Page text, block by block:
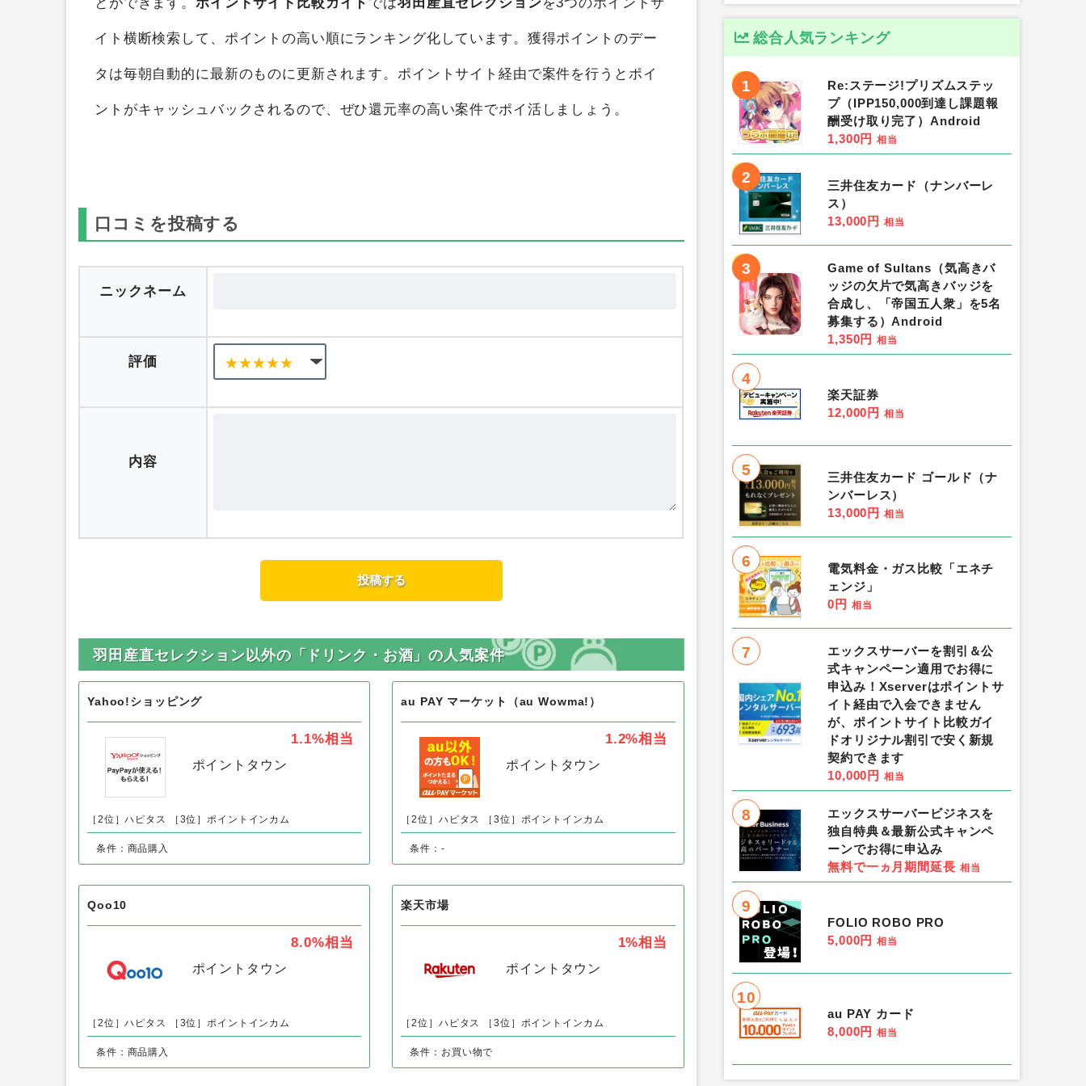
羽田産直セレクション を ポイントサイト比較 すると、 最大5.6%のポイントを獲得するこ
とができます。 ポイントサイト比較ガイド では 羽田産直セレクション を3つのポイントサ
イト横断検索して、ポイントの高い順にランキング化しています。獲得ポイントのデー
口コミを投稿する
ニックネーム
内容
羽田産直セレクション以外の「ドリンク・お酒」の人気案件
Yahoo!ショッピング
［2位］ハピタス
条件：商品購入
au PAY マーケット（au Wowma!）
［2位］ハピタス
条件：-
総合人気ランキング
1
Re:ステージ!プリズムステッ
プ（IPP150,000到達し課題報
酬受け取り完了）Android
1,300円 相当
2
三井住友カード（ナンバーレ
ス）
13,000円 相当
3
Game of Sultans（気高きバ
ッジの欠片で気高きバッジを
合成し、「帝国五人衆」を5名
募集する）Android
1,350円 相当
4
楽天証券
12,000円 相当
5
三井住友カード ゴールド（ナ
ンバーレス）
13,000円 相当
6
電気料金・ガス比較「エネチ
ェンジ」
0円 相当
7
エックスサーバーを割引＆公
式キャンペーン適用でお得に
申込み！Xserverはポイントサ
イト経由で入会できません
が、ポイントサイト比較ガイ
ドオリジナル割引で安く新規
契約できます
10,000円 相当
8
エックスサーバービジネスを
独自特典＆最新公式キャンペ
ーンでお得に申込み
無料で一ヵ月期間延長 相当
9
FOLIO ROBO PRO
5,000円 相当
10
au PAY カード
8,000円 相当